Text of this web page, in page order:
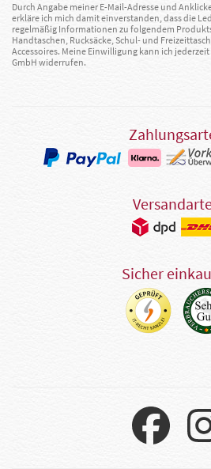
Durch Angabe meiner E-Mail-Adresse und
erkläre ich mich damit einverstanden, dass die
regelmäßig Informationen zu folgendem
Handtaschen, Rucksäcke, Schul- und
Accessoires. Meine Einwilligung kann ich
GmbH widerrufen.
Sicher